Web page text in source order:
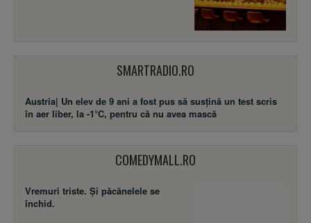
SMARTRADIO.RO
Austria| Un elev de 9 ani a fost pus să susţină un test scris
în aer liber, la -1°C, pentru că nu avea mască
COMEDYMALL.RO
Vremuri triste. Şi păcănelele se
închid.